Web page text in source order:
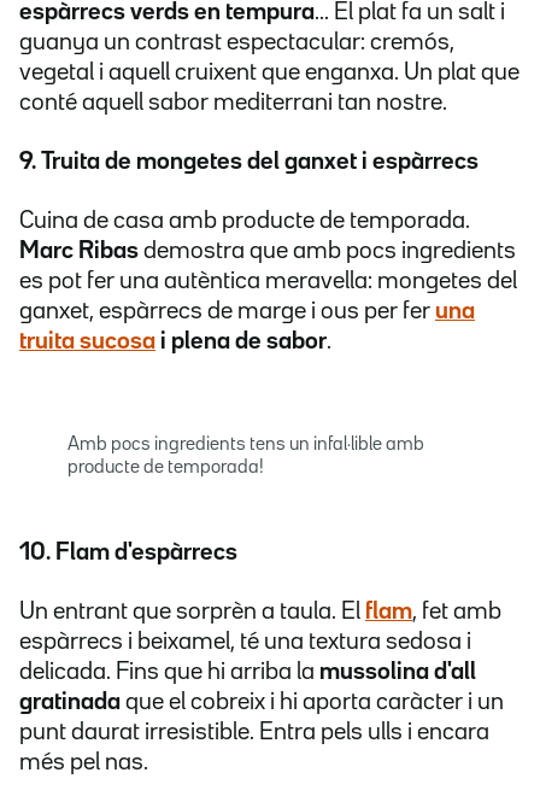
espàrrecs verds en tempura... El plat fa un salt i
guanya un contrast espectacular: cremós,
vegetal i aquell cruixent que enganxa. Un plat que
conté aquell sabor mediterrani tan nostre.
9. Truita de mongetes del ganxet i espàrrecs
Cuina de casa amb producte de temporada.
Marc Ribas demostra que amb pocs ingredients
es pot fer una autèntica meravella: mongetes del
ganxet, espàrrecs de marge i ous per fer una
truita sucosa i plena de sabor.
Amb pocs ingredients tens un infal·lible amb
producte de temporada!
10. Flam d'espàrrecs
Un entrant que sorprèn a taula. El flam, fet amb
espàrrecs i beixamel, té una textura sedosa i
delicada. Fins que hi arriba la mussolina d'all
gratinada que el cobreix i hi aporta caràcter i un
punt daurat irresistible. Entra pels ulls i encara
més pel nas.